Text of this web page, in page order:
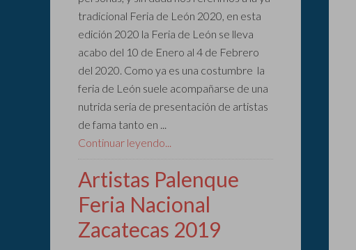
tradicional Feria de León 2020, en esta
edición 2020 la Feria de León se lleva
acabo del 10 de Enero al 4 de Febrero
del 2020. Como ya es una costumbre la
feria de León suele acompañarse de una
nutrida seria de presentación de artistas
de fama tanto en ...
Continuar leyendo...
Artistas Palenque
Feria Nacional
Zacatecas 2019